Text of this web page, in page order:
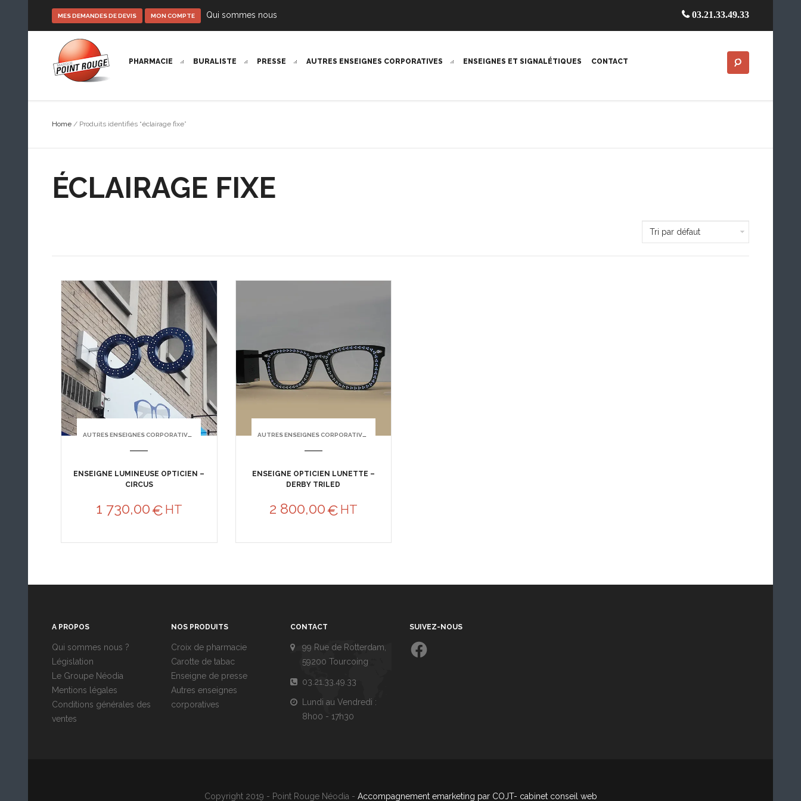
MES DEMANDES DE DEVIS MON COMPTE Qui sommes nous 03.21.33.49.33
PHARMACIE BURALISTE PRESSE AUTRES ENSEIGNES CORPORATIVES ENSEIGNES ET SIGNALÉTIQUES CONTACT
Home / Produits identifiés “éclairage fixe”
ÉCLAIRAGE FIXE
AUTRES ENSEIGNES CORPORATIVES
ENSEIGNE LUMINEUSE OPTICIEN –
CIRCUS
1 730,00€ HT
AUTRES ENSEIGNES CORPORATIVES
ENSEIGNE OPTICIEN LUNETTE –
DERBY TRILED
2 800,00€ HT
A PROPOS
Qui sommes nous ?
Législation
Le Groupe Néodia
Mentions légales
Conditions générales des
ventes
NOS PRODUITS
Croix de pharmacie
Carotte de tabac
Enseigne de presse
Autres enseignes
corporatives
CONTACT
99 Rue de Rotterdam,
59200 Tourcoing
03.21.33.49.33
Lundi au Vendredi :
8h00 - 17h30
SUIVEZ-NOUS
Facebook
Copyright 2019 - Point Rouge Néodia - Accompagnement emarketing par COJT- cabinet conseil web